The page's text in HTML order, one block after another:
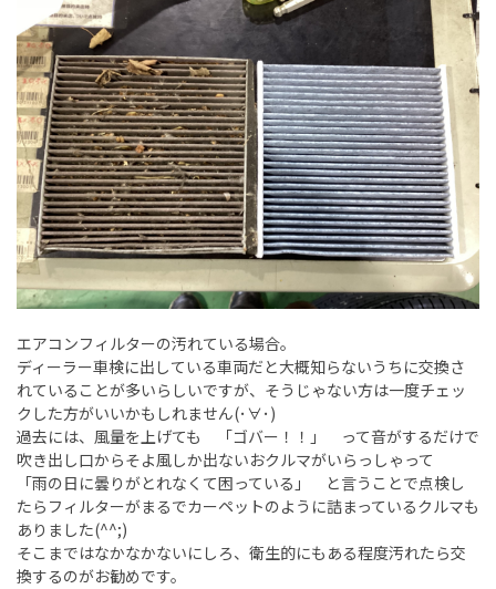
エアコンフィルターの汚れている場合。
ディーラー車検に出している車両だと大概知らないうちに交換さ
れていることが多いらしいですが、そうじゃない方は一度チェッ
クした方がいいかもしれません(･∀･)
過去には、風量を上げても 「ゴバー！！」 って音がするだけで
吹き出し口からそよ風しか出ないおクルマがいらっしゃって
「雨の日に曇りがとれなくて困っている」 と言うことで点検し
たらフィルターがまるでカーペットのように詰まっているクルマも
ありました(^^;)
そこまではなかなかないにしろ、衛生的にもある程度汚れたら交
換するのがお勧めです。